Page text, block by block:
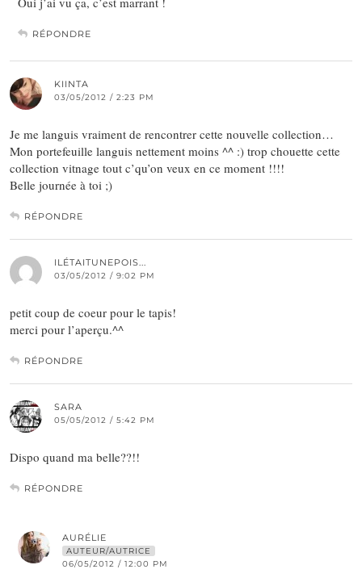
RÉPONDRE
KIINTA
03/05/2012 / 2:23 PM
Je me languis vraiment de rencontrer cette nouvelle collection…
Mon portefeuille languis nettement moins ^^ :) trop chouette cette
collection vitnage tout c’qu’on veux en ce moment !!!!
Belle journée à toi ;)
RÉPONDRE
ILÉTAITUNEPOIS...
03/05/2012 / 9:02 PM
petit coup de coeur pour le tapis!
merci pour l’aperçu.^^
RÉPONDRE
SARA
05/05/2012 / 5:42 PM
Dispo quand ma belle??!!
RÉPONDRE
AURÉLIE
AUTEUR/AUTRICE
06/05/2012 / 12:00 PM